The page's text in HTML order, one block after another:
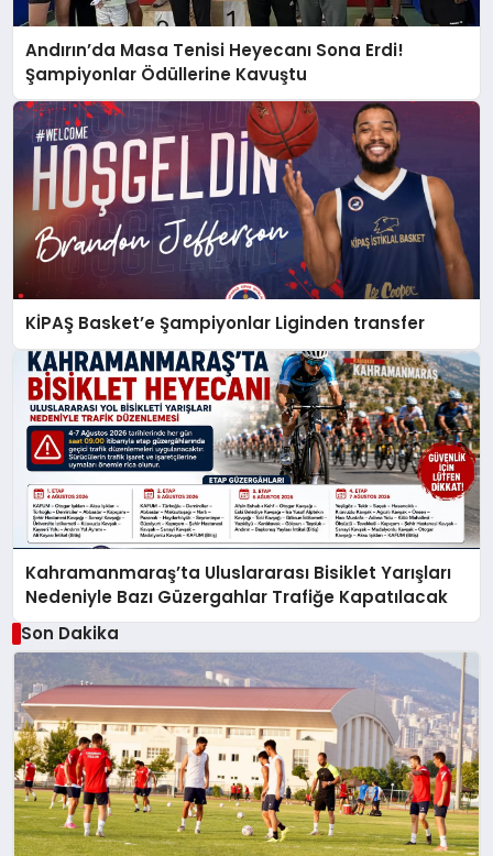
Andırın’da Masa Tenisi Heyecanı Sona Erdi!
Şampiyonlar Ödüllerine Kavuştu
KİPAŞ Basket’e Şampiyonlar Liginden transfer
Kahramanmaraş’ta Uluslararası Bisiklet Yarışları
Nedeniyle Bazı Güzergahlar Trafiğe Kapatılacak
Son Dakika